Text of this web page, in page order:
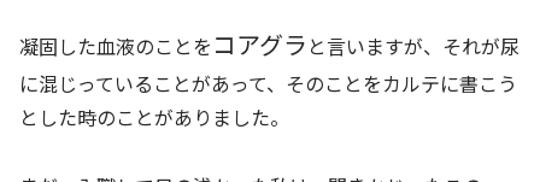
凝固した血液のことを コアグラ と言いますが、それが尿
に混じっていることがあって、そのことをカルテに書こう
とした時のことがありました。